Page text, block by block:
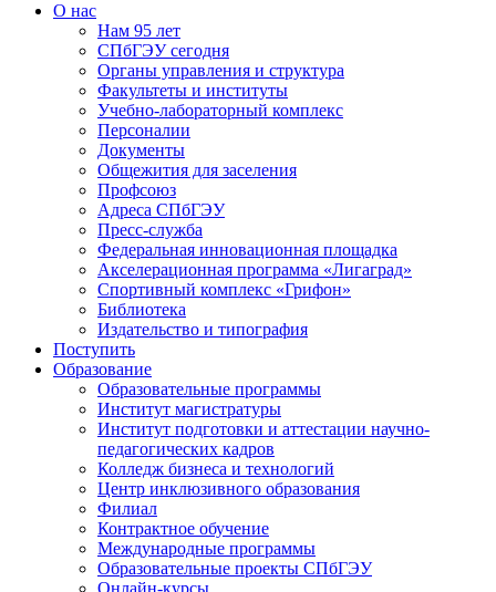
О нас
Нам 95 лет
СПбГЭУ сегодня
Органы управления и структура
Факультеты и институты
Учебно-лабораторный комплекс
Персоналии
Документы
Общежития для заселения
Профсоюз
Адреса СПбГЭУ
Пресс-служба
Федеральная инновационная площадка
Акселерационная программа «Лигаград»­­
Спортивный комплекс «Грифон»
Библиотека
Издательство и типография
Поступить
Образование
Образовательные программы
Институт магистратуры
Институт подготовки и аттестации научно-
педагогических кадров
Колледж бизнеса и технологий
Центр инклюзивного образования
Филиал
Контрактное обучение
Международные программы
Образовательные проекты СПбГЭУ
Онлайн-курсы